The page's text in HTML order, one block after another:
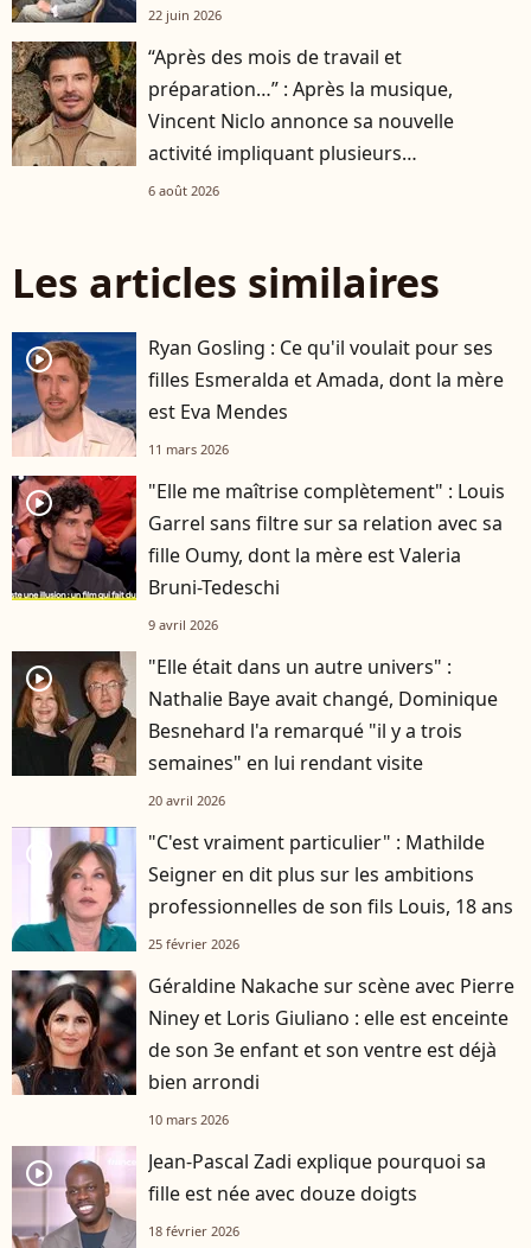
22 juin 2026
“Après des mois de travail et
préparation…” : Après la musique,
Vincent Niclo annonce sa nouvelle
activité impliquant plusieurs
personnalités
6 août 2026
Les articles similaires
player2
Ryan Gosling : Ce qu'il voulait pour ses
filles Esmeralda et Amada, dont la mère
est Eva Mendes
11 mars 2026
player2
"Elle me maîtrise complètement" : Louis
Garrel sans filtre sur sa relation avec sa
fille Oumy, dont la mère est Valeria
Bruni-Tedeschi
9 avril 2026
player2
"Elle était dans un autre univers" :
Nathalie Baye avait changé, Dominique
Besnehard l'a remarqué "il y a trois
semaines" en lui rendant visite
20 avril 2026
player2
"C'est vraiment particulier" : Mathilde
Seigner en dit plus sur les ambitions
professionnelles de son fils Louis, 18 ans
25 février 2026
Géraldine Nakache sur scène avec Pierre
Niney et Loris Giuliano : elle est enceinte
de son 3e enfant et son ventre est déjà
bien arrondi
10 mars 2026
player2
Jean-Pascal Zadi explique pourquoi sa
fille est née avec douze doigts
18 février 2026